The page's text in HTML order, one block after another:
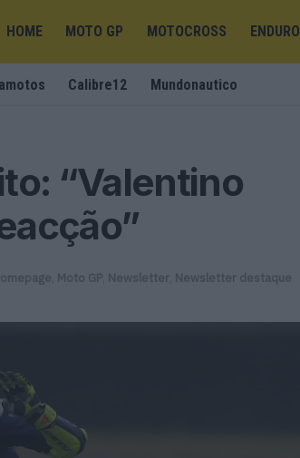
HOME MOTO GP MOTOCROSS ENDURO
Calibre12 Mundonautico
“Valentino
Moto GP Newsletter Newsletter destaque